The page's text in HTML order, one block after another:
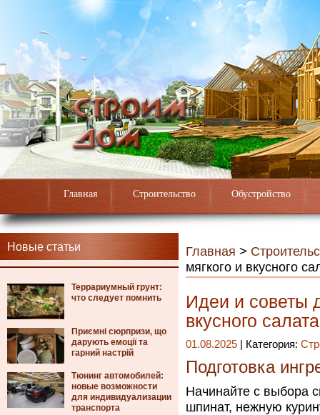
Главная Строительство Обустройство
Новые статьи
Террариумный грунт:
что следует помнить
Приємні сюрпризи, що
дарують емоції та
гарний настрій
Тюнинг автомобилей:
новые возможности
для индивидуализации
транспорта
Главная >
мягкого и вкусного
Идеи и советы
вкусного
01.08.2025 | Категория:
Подготовка
Начинайте с выбора
шпинат, нежную